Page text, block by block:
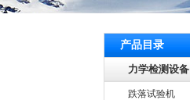
产品目录
力学检测设备
跌落试验机